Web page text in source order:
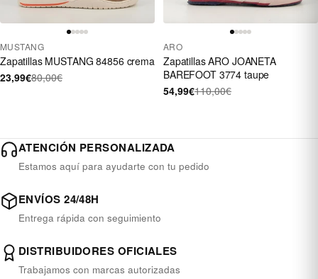
MUSTANG
Zapatillas MUSTANG 84856 crema
23,99€80,00€
ARO
Zapatillas ARO JOANETA
BAREFOOT 3774 taupe
54,99€110,00€
ATENCIÓN PERSONALIZADA
Estamos aquí para ayudarte con tu pedido
ENVÍOS 24/48H
Entrega rápida con seguimiento
DISTRIBUIDORES OFICIALES
Trabajamos con marcas autorizadas